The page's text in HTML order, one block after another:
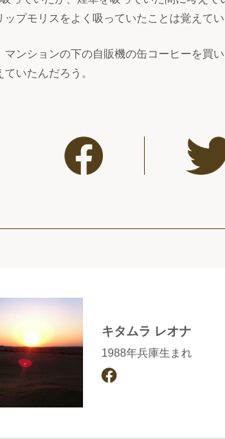
プモリスをよく吸っていたことは覚えてい
ンションの下の自販機の缶コーヒーを買
いたんだろう。
キタムラ レオナ
1988年兵庫生まれ